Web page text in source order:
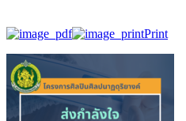
Print